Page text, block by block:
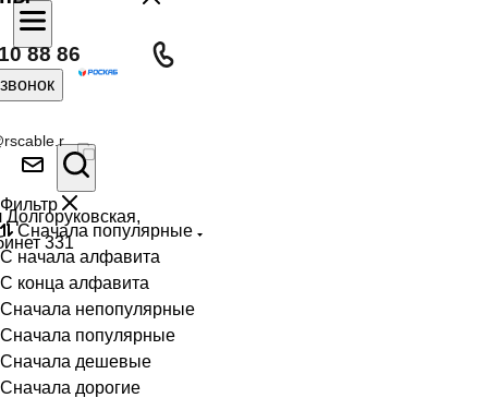
88 86
331
Фильтр
Сначала популярные
С начала алфавита
С конца алфавита
Сначала непопулярные
Сначала популярные
Сначала дешевые
Сначала дорогие